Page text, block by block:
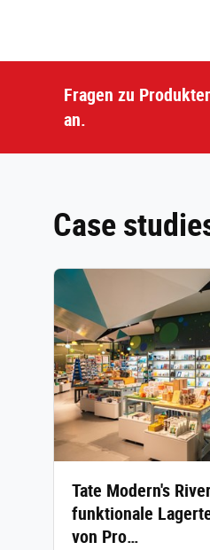
Fragen zu
an.
Case
Tate Modern's
funktionale
von Pro…